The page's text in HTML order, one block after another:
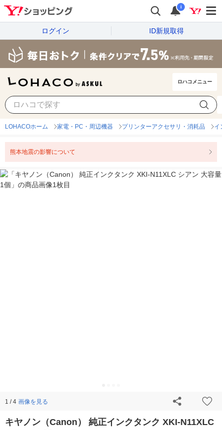
i
ログイン ID新規取得
ロハコメニュー
LOHACOホーム 家電・PC・周辺機器 プリンターアクセサリ・消耗品 イ
熊本地震の影響について
1 / 4 画像を見る
キヤノン（Canon） 純正インクタンク XKI-N11XLC